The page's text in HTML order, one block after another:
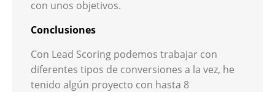
con unos objetivos.
Conclusiones
Con Lead Scoring podemos trabajar con
diferentes tipos de conversiones a la vez, he
tenido algún proyecto con hasta 8